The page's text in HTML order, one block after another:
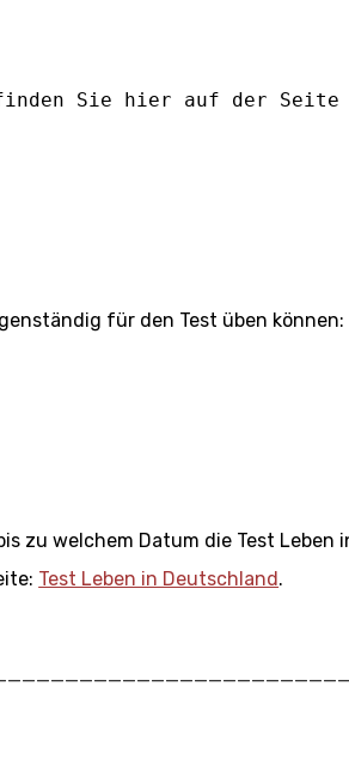
Sie hier auf der
für den Test üben können:
zu welchem Datum die Test Leben
Test Leben in Deutschland.